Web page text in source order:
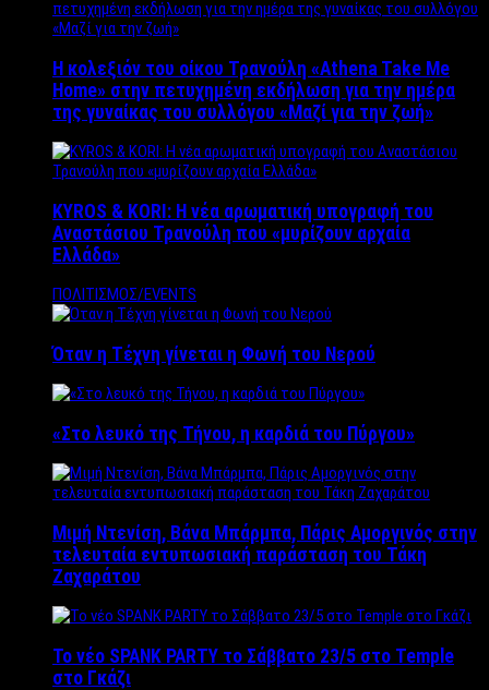
Η κολεξιόν του οίκου Τρανούλη «Athena Take Me
Home» στην πετυχημένη εκδήλωση για την ημέρα
της γυναίκας του συλλόγου «Μαζί για την ζωή»
KYROS & KORI: Η νέα αρωματική υπογραφή του
Αναστάσιου Τρανούλη που «μυρίζουν αρχαία
Ελλάδα»
ΠΟΛΙΤΙΣΜΟΣ/EVENTS
Όταν η Τέχνη γίνεται η Φωνή του Νερού
«Στο λευκό της Τήνου, η καρδιά του Πύργου»
Μιμή Ντενίση, Βάνα Μπάρμπα, Πάρις Αμοργινός στην
τελευταία εντυπωσιακή παράσταση του Τάκη
Ζαχαράτου
Το νέο SPANK PARTY το Σάββατο 23/5 στο Temple
στο Γκάζι